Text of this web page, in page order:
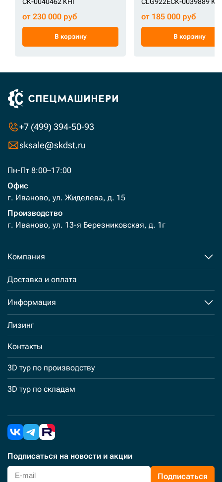
от 230 000 руб
В корзину
от 185 000 руб
В корзину
+7 (499) 394-50-93
sksale@skdst.ru
Пн-Пт 8:00–17:00
Офис
г. Иваново, ул. Жиделева, д. 15
Производство
г. Иваново, ул. 13-я Березниковская, д. 1г
Компания
Доставка и оплата
Информация
Лизинг
Контакты
3D тур по производству
3D тур по складам
Подписаться на новости и акции
Подписаться